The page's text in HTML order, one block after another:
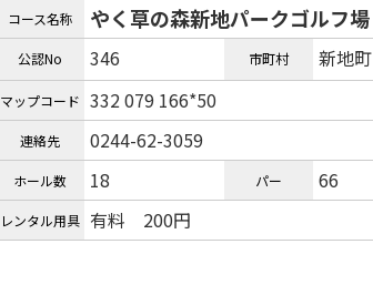
コース名称 やく草の森新地パークゴルフ場
公認No 346 市町村 新地町
マップコード 332 079 166*50
連絡先 0244-62-3059
ホール数 18 パー 66
レンタル用具 有料 200円